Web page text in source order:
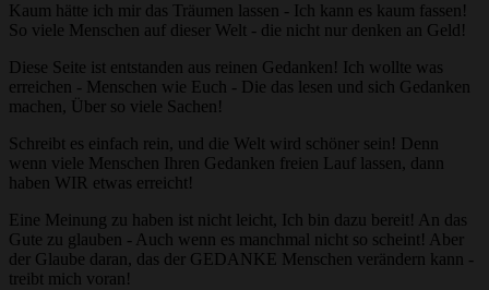
Kaum hätte ich mir das Träumen lassen - Ich kann es kaum fassen!
So viele Menschen auf dieser Welt - die nicht nur denken an Geld!
Diese Seite ist entstanden aus reinen Gedanken! Ich wollte was
erreichen - Menschen wie Euch - Die das lesen und sich Gedanken
machen, Über so viele Sachen!
Schreibt es einfach rein, und die Welt wird schöner sein! Denn
wenn viele Menschen Ihren Gedanken freien Lauf lassen, dann
haben WIR etwas erreicht!
Eine Meinung zu haben ist nicht leicht, Ich bin dazu bereit! An das
Gute zu glauben - Auch wenn es manchmal nicht so scheint! Aber
der Glaube daran, das der GEDANKE Menschen verändern kann -
treibt mich voran!